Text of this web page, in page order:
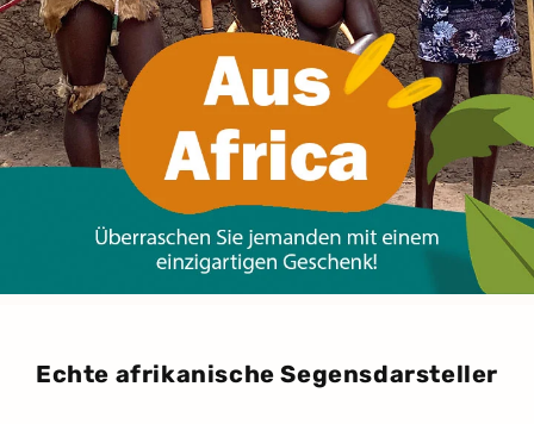
Echte afrikanische Segensdarsteller